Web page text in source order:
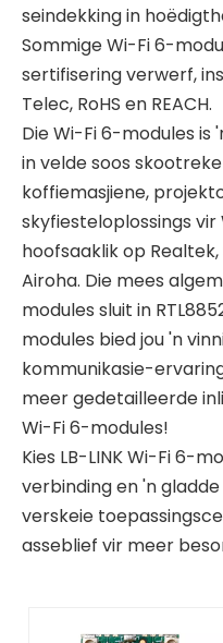
seindekking in
Sommige Wi-Fi 6-
sertifisering verwerf,
Telec, RoHS en REACH.
Die Wi-Fi 6-modules is
in velde soos
koffiemasjiene,
skyfiesteloplossings
hoofsaaklik op
Airoha. Die mees
modules sluit in
modules bied jou 'n
kommunikasie-
meer gedetailleerde
Wi-Fi 6-modules!
Kies LB-LINK Wi-Fi 6-
verbinding en 'n
verskeie
​​asseblief vir meer